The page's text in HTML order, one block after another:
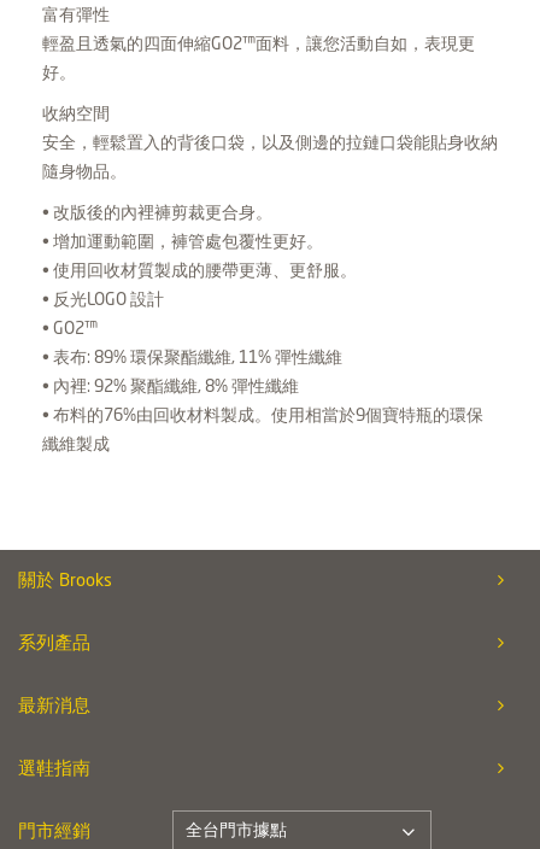
富有彈性
輕盈且透氣的四面伸縮GO2™面料，讓您活動自如，表現更
好。
收納空間
安全，輕鬆置入的背後口袋，以及側邊的拉鏈口袋能貼身收納
隨身物品。
• 改版後的內裡褲剪裁更合身。
• 增加運動範圍，褲管處包覆性更好。
• 使用回收材質製成的腰帶更薄、更舒服。
• 反光LOGO 設計
• GO2™
• 表布: 89% 環保聚酯纖維, 11% 彈性纖維
• 內裡: 92% 聚酯纖維, 8% 彈性纖維
• 布料的76%由回收材料製成。使用相當於9個寶特瓶的環保
纖維製成
關於 Brooks
系列產品
最新消息
選鞋指南
門市經銷 全台門市據點